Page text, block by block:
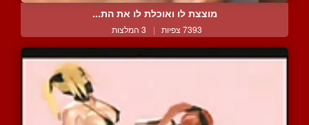
מוצצת לו ואוכלת לו את הת...
7393 צפיות | 3 המלצות